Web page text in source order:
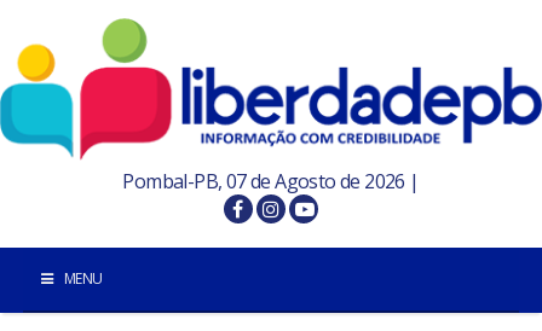
Pombal-PB, 07 de Agosto de 2026 |
MENU